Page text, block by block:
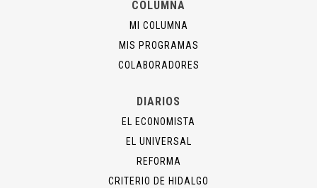
COLUMNA
MI COLUMNA
MIS PROGRAMAS
COLABORADORES
DIARIOS
EL ECONOMISTA
EL UNIVERSAL
REFORMA
CRITERIO DE HIDALGO